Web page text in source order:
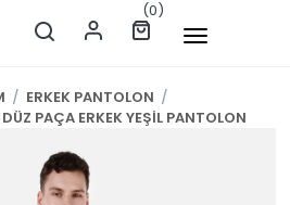
(0)
/ ERKEK PANTOLON /
PAÇA ERKEK YEŞİL PANTOLON